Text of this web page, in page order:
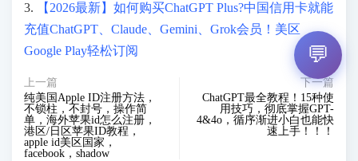
3.
【2026最新】如何购买ChatGPT Plus?中国信用卡就能
充值ChatGPT、Claude、Gemini、Grok会员！美区
Google Play轻松订阅
上一篇
纯美国Apple ID注册方法，
不锁柱，不封号，操作简
单，海外苹果id怎么注册，
港区/日区苹果ID教程，
apple id美区国家，
facebook，shadow
下一篇
ChatGPT最全教程！15种使
用技巧，彻底掌握GPT-
4&4o，循序渐进小白也能快
速上手！！！
💬